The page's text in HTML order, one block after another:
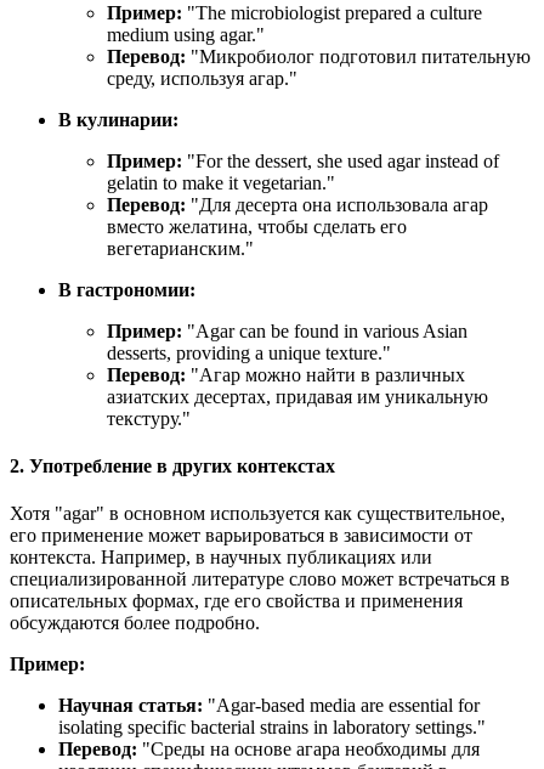
Пример: "The microbiologist prepared a culture
medium using agar."
Перевод: "Микробиолог подготовил питательную
среду, используя агар."
В кулинарии:
Пример: "For the dessert, she used agar instead of
gelatin to make it vegetarian."
Перевод: "Для десерта она использовала агар
вместо желатина, чтобы сделать его
вегетарианским."
В гастрономии:
Пример: "Agar can be found in various Asian
desserts, providing a unique texture."
Перевод: "Агар можно найти в различных
азиатских десертах, придавая им уникальную
текстуру."
2. Употребление в других контекстах
Хотя "agar" в основном используется как существительное,
его применение может варьироваться в зависимости от
контекста. Например, в научных публикациях или
специализированной литературе слово может встречаться в
описательных формах, где его свойства и применения
обсуждаются более подробно.
Пример:
Научная статья: "Agar-based media are essential for
isolating specific bacterial strains in laboratory settings."
Перевод: "Среды на основе агара необходимы для